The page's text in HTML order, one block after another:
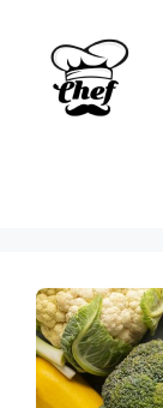
содержимому